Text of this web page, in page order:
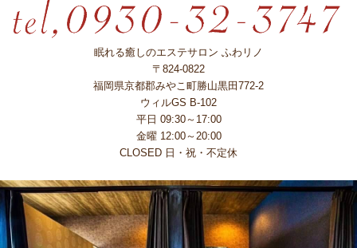
眠れる癒しのエステサロン ふわリノ
〒824-0822
福岡県京都郡みやこ町勝山黒田772-2
ウィルGS B-102
平日 09:30～17:00
金曜 12:00～20:00
CLOSED 日・祝・不定休